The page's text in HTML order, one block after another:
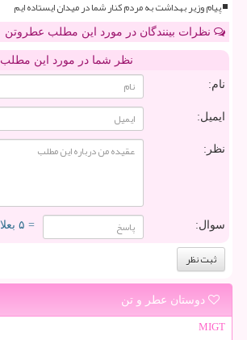
پیام وزیر بهداشت به مردم کنار شما در میدان ایستاده ایم
نظرات بینندگان در مورد این مطلب عطروتن
نظر شما در مورد این مطلب
نام:
ایمیل:
نظر:
سوال: = ۵ بعلاوه ۲
دوستان عطر و تن
MIGT